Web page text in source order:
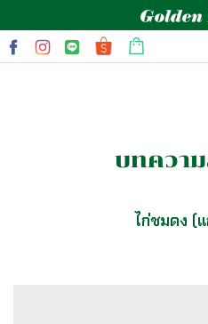
สินค้าและโปรโมชั่น
บทควา
ไก่ชมดง (